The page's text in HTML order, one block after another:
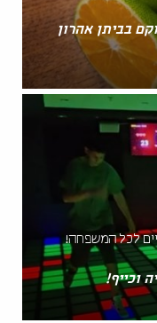
בביתן אהרון
וכייף!